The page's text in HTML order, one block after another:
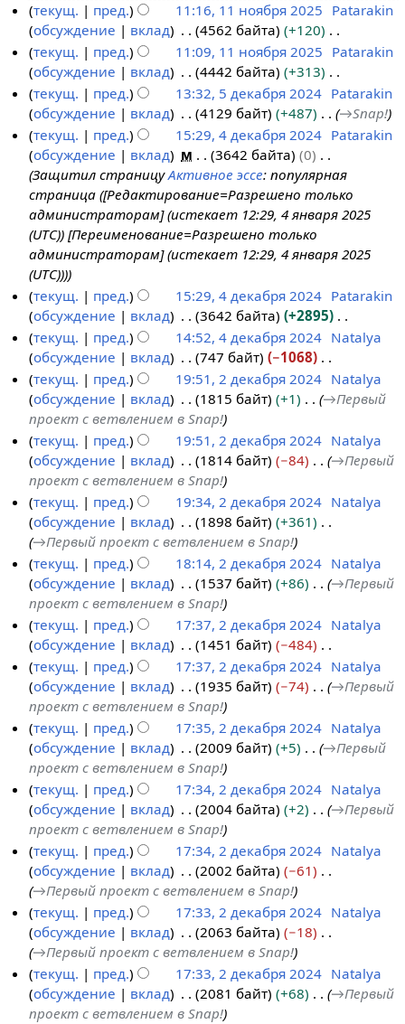
р
л
2
2
1
о
б
текущ. пред. 11:16, 11 ноября 2025 Patarakin
обсуждение
вклад 4562 байта
+120
Н
е
т
о
п
и
с
а
н
и
я
п
р
а
в
к
и
текущ. пред. 11:09, 11 ноября 2025 Patarakin
обсуждение
вклад 4442 байта
+313
Н
е
т
о
п
и
с
а
н
и
я
п
р
а
в
к
и
д
0
4
текущ. пред. 13:32, 5 декабря 2024 Patarakin
обсуждение
вклад 4129 байт +487 →Snap!
я
0
4
текущ. пред. 15:29, 4 декабря 2024 Patarakin
обсуждение
вклад м 3642 байта
0
Защитил страницуАктивное эссе: популярная
страница ([Редактирование=Разрешено только
администраторам] (истекает 12:29, 4 января 2025
(UTC)) [Переименование=Разрешено только
администраторам] (истекает 12:29, 4 января 2025
(UTC)))
текущ.
пред. 15:29, 4 декабря 2024 Patarakin
обсуждение
вклад 3642 байта
+2895
Н
е
т
о
п
и
с
а
н
и
я
п
р
а
в
к
и
текущ. пред. 14:52, 4 декабря 2024 Natalya
обсуждение
вклад 747 байт
−1068
Н
е
т
о
п
и
с
а
н
и
я
п
р
а
в
к
и
е
б
2
4
текущ. пред. 19:51, 2 декабря 2024 Natalya
обсуждение
вклад 1815 байт +1 →Первый
проект с ветвлением в Snap!
текущ.
пред. 19:51, 2 декабря 2024 Natalya
обсуждение
вклад 1814 байт −84 →Первый
проект с ветвлением в Snap!
текущ.
пред. 19:34, 2 декабря 2024 Natalya
обсуждение
вклад 1898 байт
+361
→Первый проект с ветвлением в Snap!
текущ.
пред. 18:14, 2 декабря 2024 Natalya
обсуждение
вклад 1537 байт +86 →Первый
проект с ветвлением в Snap!
текущ.
пред. 17:37, 2 декабря 2024 Natalya
обсуждение
вклад 1451 байт
−484
Н
е
т
о
п
и
с
а
н
и
я
п
р
а
в
к
и
текущ. пред. 17:37, 2 декабря 2024 Natalya
обсуждение
вклад 1935 байт −74 →Первый
проект с ветвлением в Snap!
текущ.
пред. 17:35, 2 декабря 2024 Natalya
обсуждение
вклад 2009 байт +5 →Первый
проект с ветвлением в Snap!
текущ.
пред. 17:34, 2 декабря 2024 Natalya
обсуждение
вклад 2004 байта +2 →Первый
проект с ветвлением в Snap!
текущ.
пред. 17:34, 2 декабря 2024 Natalya
обсуждение
вклад 2002 байта
−61
→Первый проект с ветвлением в Snap!
текущ.
пред. 17:33, 2 декабря 2024 Natalya
обсуждение
вклад 2063 байта
−18
→Первый проект с ветвлением в Snap!
текущ.
пред. 17:33, 2 декабря 2024 Natalya
обсуждение
вклад 2081 байт +68 →Первый
проект с ветвлением в Snap!